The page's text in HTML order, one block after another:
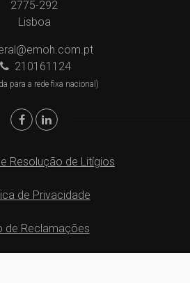
2775-292
Lisboa
210161124
para a rede fixa nacional)
Resolução de Litígios
de Privacidade
de Reclamações